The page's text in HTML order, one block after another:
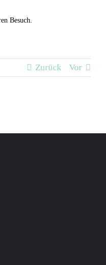
Besuch.
Zurück Vor